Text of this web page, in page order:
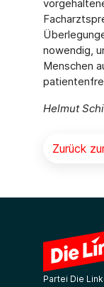
nowendig,
Menschen
Helmut
Zurück
Partei Die